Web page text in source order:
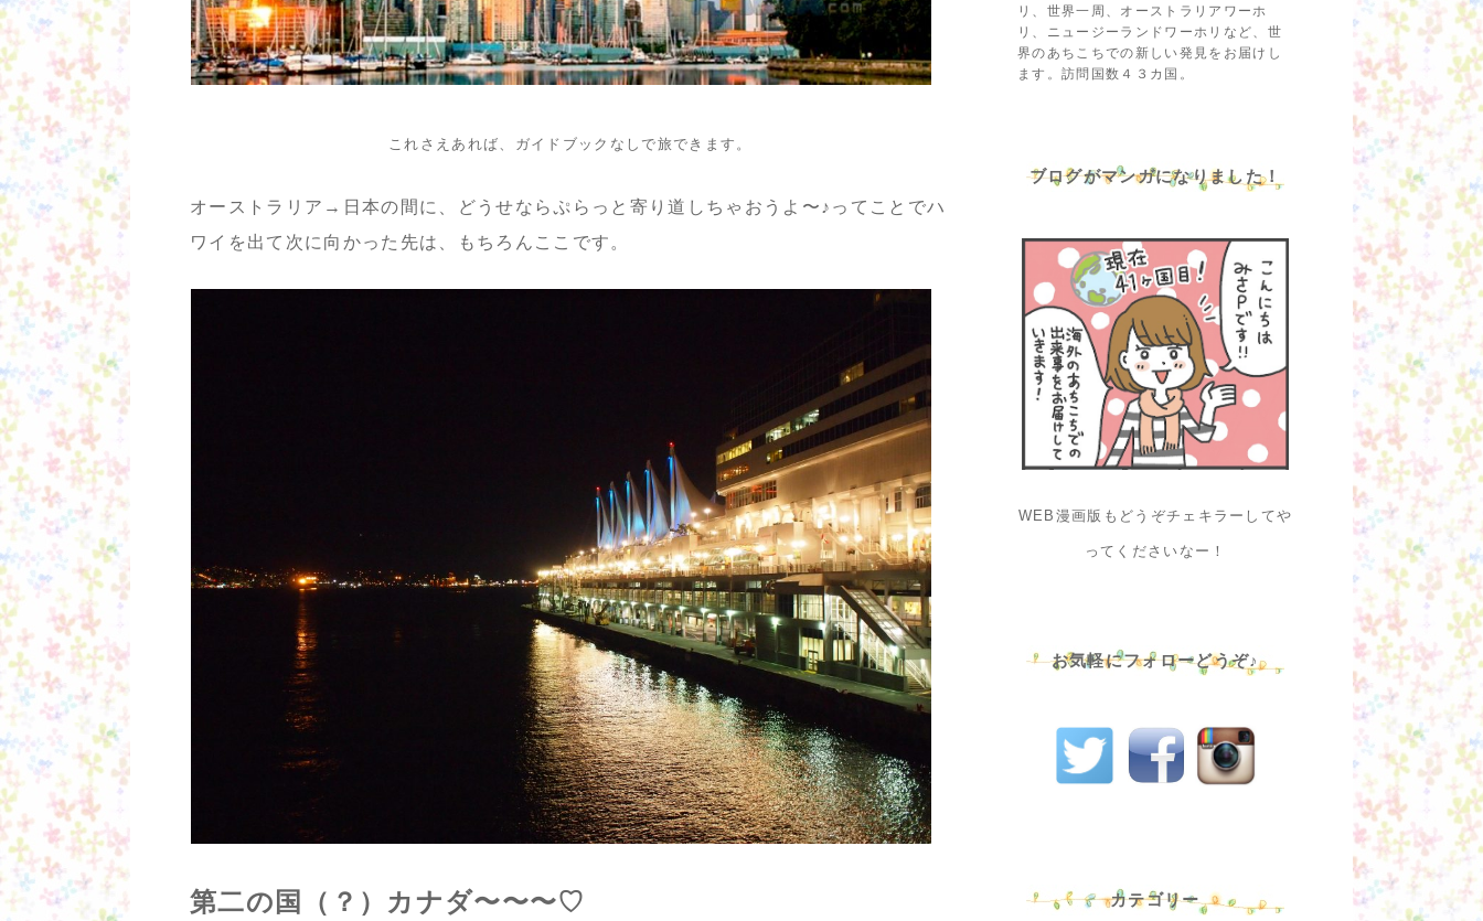
これさえあれば、ガイドブックなしで旅できます。
オーストラリア→日本の間に、どうせならぷらっと寄り道しちゃおうよ〜♪ってことでハ
ワイを出て次に向かった先は、もちろんここです。
第二の国（？）カナダ〜〜〜♡
リ、世界一周、オーストラリアワーホ
リ、ニュージーランドワーホリなど、世
界のあちこちでの新しい発見をお届けし
ます。訪問国数４３カ国。
ブログがマンガになりました！
WEB漫画版もどうぞチェキラーしてや
ってくださいなー！
お気軽にフォローどうぞ♪
カテゴリー